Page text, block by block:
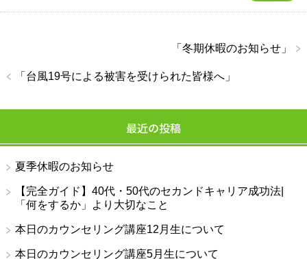
「冬期休暇のお知らせ 」
「 台風19号による被害を受けられた皆様へ」
最近の投稿
夏季休暇のお知らせ
【完全ガイド】40代・50代のセカンドキャリア成功法|
「何をするか」より大切なこと
本日のカウンセリング講座12月生について
本日のカウンセリング講座5月生について